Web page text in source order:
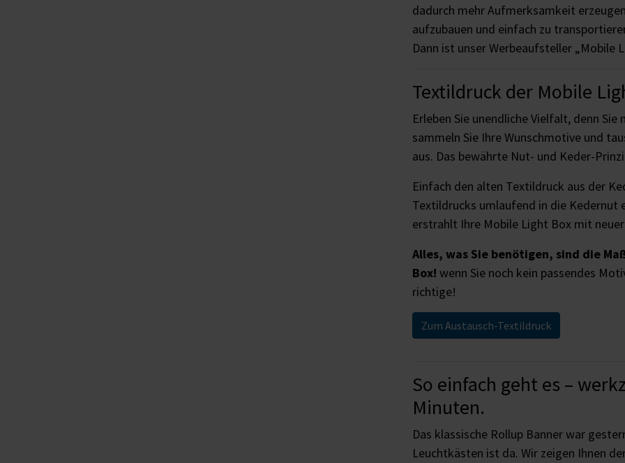
dadurch mehr Aufmerksamkeit
aufzubauen und einfach zu
Dann ist unser Werbeaufsteller „Mobile
Textildruck der Mobile
Erleben Sie unendliche Vielfalt, denn
sammeln Sie Ihre Wunschmotive und
aus. Das bewährte Nut- und Keder-
Einfach den alten Textildruck aus der
Textildrucks umlaufend in die Kedernut
erstrahlt Ihre Mobile Light Box mit
Alles, was Sie benötigen, sind die
Box! wenn Sie noch kein passendes
richtige!
Zum Austausch-Textildruck
So einfach geht es –
Minuten.
Das klassische Rollup Banner war
Leuchtkästen ist da. Wir zeigen Ihnen